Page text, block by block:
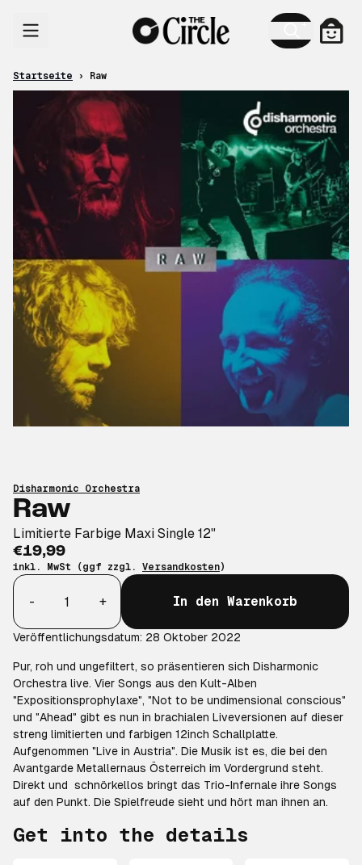
Startseite › Raw
Disharmonic Orchestra
Raw
Limitierte Farbige Maxi Single 12"
€19,99
inkl. MwSt (ggf zzgl. Versandkosten)
Anzahl
-
+ In den Warenkorb
Veröffentlichungsdatum: 28 Oktober 2022
Pur, roh und ungefiltert, so präsentieren sich Disharmonic
Orchestra live. Vier Songs aus den Kult-Alben
"Expositionsprophylaxe", "Not to be undimensional conscious"
und "Ahead" gibt es nun in brachialen Liveversionen auf dieser
streng limitierten und farbigen 12inch Schallplatte.
Aufgenommen "Live in Austria". Die Musik ist es, die bei den
Avantgarde Metallernaus Österreich im Vordergrund steht.
Direkt und schnörkellos bringt das Trio-Infernale ihre Songs
auf den Punkt. Die Spielfreude sieht und hört man ihnen an.
Get into the details